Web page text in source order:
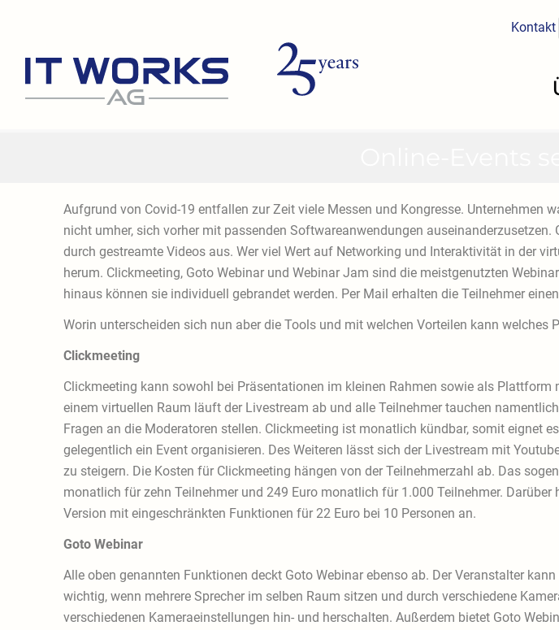
Kontakt
Aufgrund von Covid-19 entfallen zur Zeit viele Messen und Kongresse. Unternehmen
nicht umher, sich vorher mit passenden Softwareanwendungen
durch gestreamte Videos aus. Wer viel Wert auf Networking und Interaktivität in der
herum. Clickmeeting, Goto Webinar und Webinar Jam sind die meistgenutzten
hinaus können sie individuell gebrandet werden. Per Mail erhalten die Teilnehmer
Worin unterscheiden sich nun aber die Tools und mit welchen Vorteilen kann welches
Clickmeeting
Clickmeeting kann sowohl bei Präsentationen im kleinen Rahmen sowie als
einem virtuellen Raum läuft der Livestream ab und alle Teilnehmer tauchen
Fragen an die Moderatoren stellen. Clickmeeting ist monatlich kündbar, somit eignet
gelegentlich ein Event organisieren. Des Weiteren lässt sich der Livestream mit
zu steigern. Die Kosten für Clickmeeting hängen von der Teilnehmerzahl ab. Das
monatlich für zehn Teilnehmer und 249 Euro monatlich für 1.000 Teilnehmer.
Version mit eingeschränkten Funktionen für 22 Euro bei 10 Personen an.
Goto Webinar
Alle oben genannten Funktionen deckt Goto Webinar ebenso ab. Der Veranstalter
wichtig, wenn mehrere Sprecher im selben Raum sitzen und durch verschiedene
verschiedenen Kameraeinstellungen hin- und herschalten. Außerdem bietet Goto